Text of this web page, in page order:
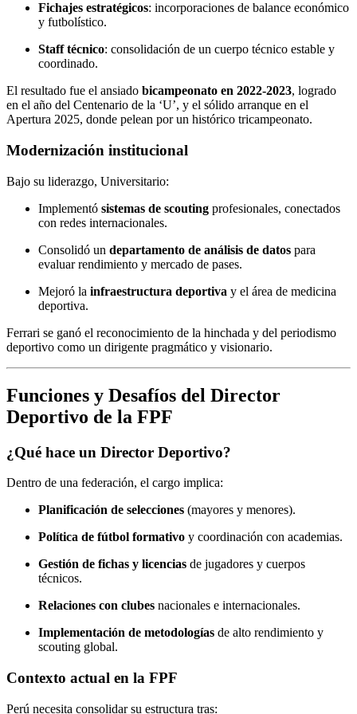
Fichajes estratégicos: incorporaciones de balance económico
y futbolístico.
Staff técnico: consolidación de un cuerpo técnico estable y
coordinado.
El resultado fue el ansiado bicampeonato en 2022-2023, logrado
en el año del Centenario de la ‘U’, y el sólido arranque en el
Apertura 2025, donde pelean por un histórico tricampeonato.
Modernización institucional
Bajo su liderazgo, Universitario:
Implementó sistemas de scouting profesionales, conectados
con redes internacionales.
Consolidó un departamento de análisis de datos para
evaluar rendimiento y mercado de pases.
Mejoró la infraestructura deportiva y el área de medicina
deportiva.
Ferrari se ganó el reconocimiento de la hinchada y del periodismo
deportivo como un dirigente pragmático y visionario.
Funciones y Desafíos del Director
Deportivo de la FPF
¿Qué hace un Director Deportivo?
Dentro de una federación, el cargo implica:
Planificación de selecciones (mayores y menores).
Política de fútbol formativo y coordinación con academias.
Gestión de fichas y licencias de jugadores y cuerpos
técnicos.
Relaciones con clubes nacionales e internacionales.
Implementación de metodologías de alto rendimiento y
scouting global.
Contexto actual en la FPF
Perú necesita consolidar su estructura tras: